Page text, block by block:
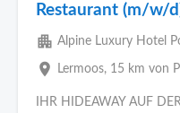
Restaurant (m/w/
apartment Alpine Luxury Hotel
place Lermoos, 15 km von
IHR HIDEAWAY AUF